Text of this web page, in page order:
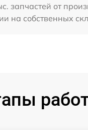
запчастей от
на собственных